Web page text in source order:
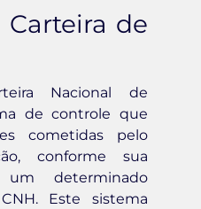
de
Nacional de
de controle que
cometidas pelo
conforme sua
determinado
Este sistema